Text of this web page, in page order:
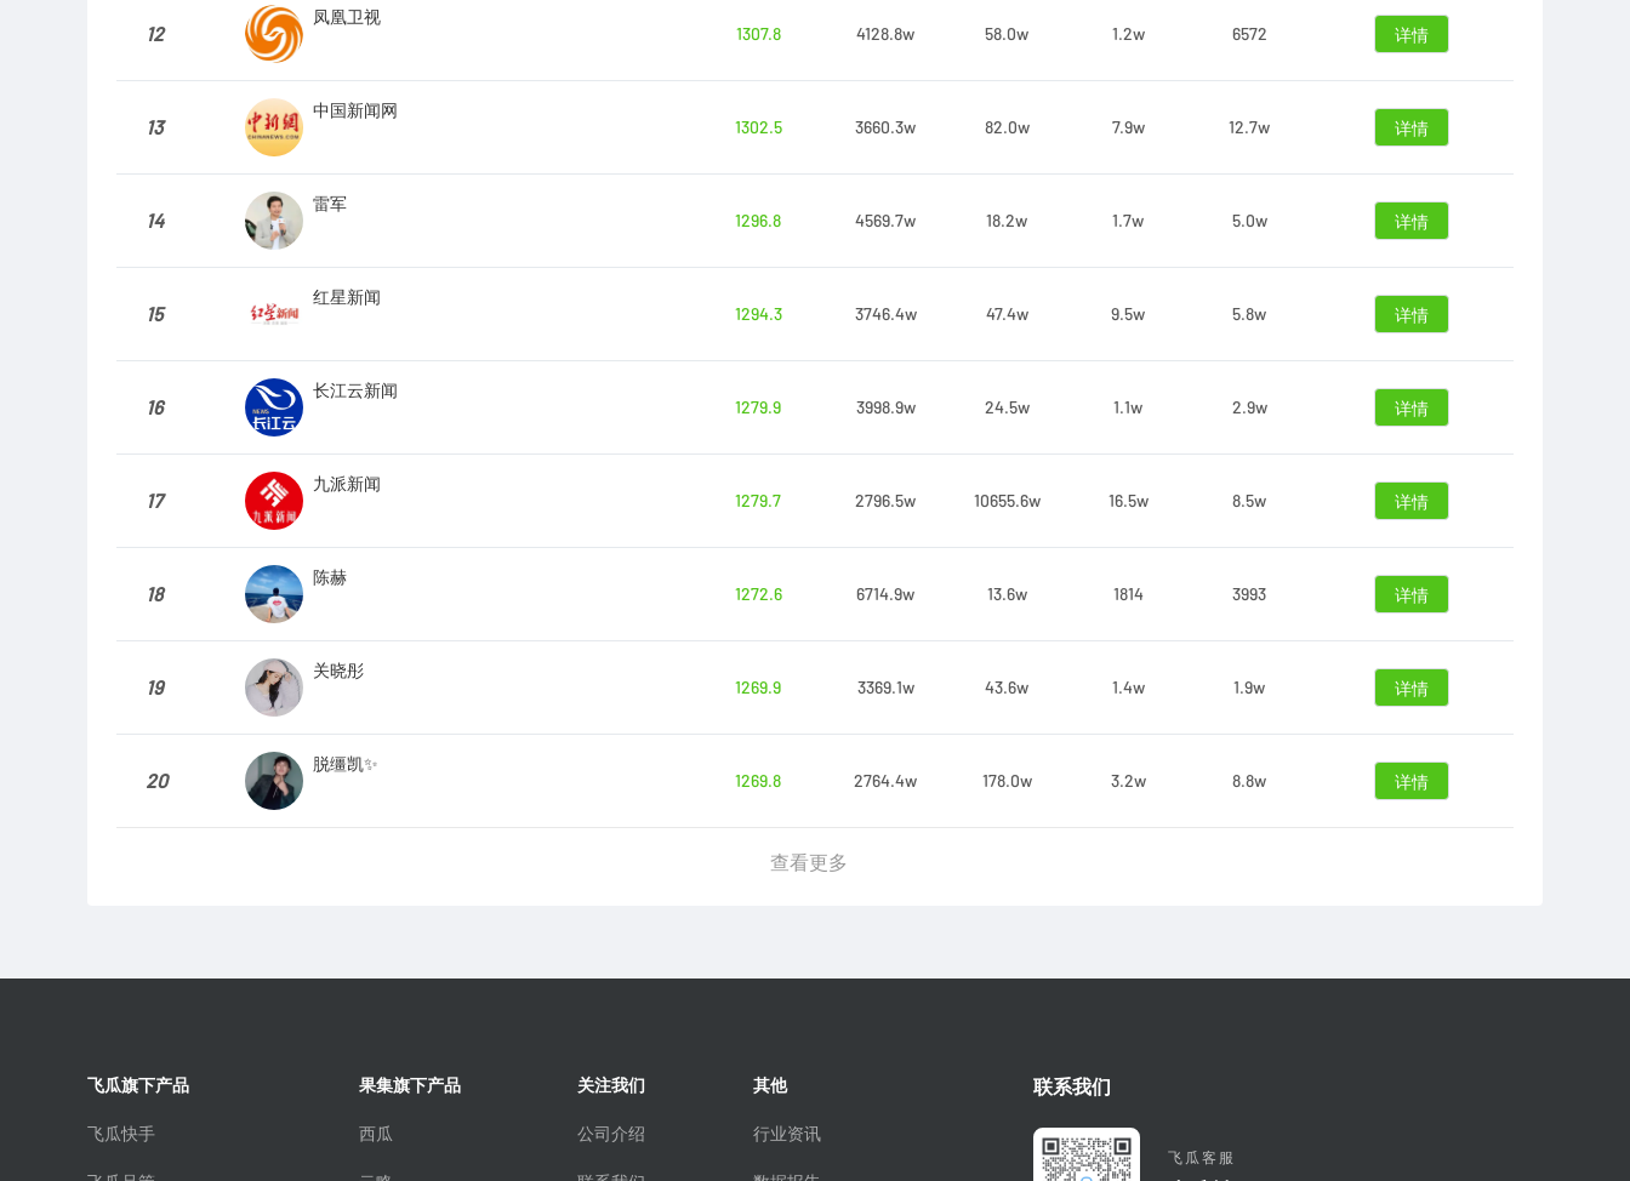
12
凤凰卫视
1307.8
4128.8w 58.0w 1.2w 6572 详情
13
中国新闻网
1302.5
3660.3w 82.0w 7.9w 12.7w 详情
14
雷军
1296.8
4569.7w 18.2w 1.7w 5.0w 详情
15
红星新闻
1294.3
3746.4w 47.4w 9.5w 5.8w 详情
16
长江云新闻
1279.9
3998.9w 24.5w 1.1w 2.9w 详情
17
九派新闻
1279.7
2796.5w 10655.6w 16.5w 8.5w 详情
18
陈赫
1272.6
6714.9w 13.6w 1814 3993 详情
19
关晓彤
1269.9
3369.1w 43.6w 1.4w 1.9w 详情
20
脱缰凯✨
1269.8
2764.4w 178.0w 3.2w 8.8w 详情
查看更多
飞瓜旗下产品
飞瓜快手
果集旗下产品
西瓜
关注我们
公司介绍
其他
行业资讯
联系我们
飞瓜客服